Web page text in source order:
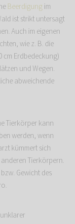
Beerdigungim
ist strikt untersagt
Auch im eigenen
wie z. B. die
cm Erdbedeckung)
und Wegen.
abweichende
Tierkörper kann
werden, wenn
kümmert sich
Tierkörpern.
Gewicht des